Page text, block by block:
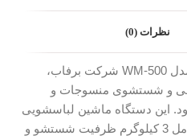
نظرات (0)
ماشین لباسشویی مینی واش مدل WM-500 شرکت برفاب،
و شستشوی منسوجات و
این دستگاه ماشین لباسشویی
با ظرفیت اسمی 4 کیلوگرم شامل 3 کیلوگرم ظرفیت شستشو و